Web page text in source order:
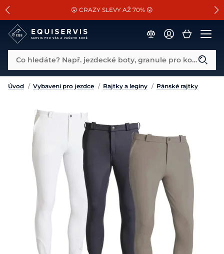
SLEVA 13% na vše od Cassini!
😮 CRAZY SLEVY AŽ 70% 😮
📐Pasování a doplňky k vybraným sedlům ZDARMA 🐴
Co hledáte? Např. jezdecké boty, granule pro koně...
Úvod / Vybavení pro jezdce / Rajtky a legíny / Pánské rajtky